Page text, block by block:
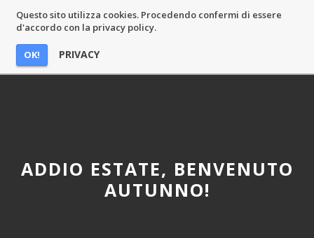
Questo sito utilizza cookies. Procedendo confermi di essere
d'accordo con la privacy policy.
OK! PRIVACY
MASSIMO CASTELLI
ADDIO ESTATE, BENVENUTO
AUTUNNO!